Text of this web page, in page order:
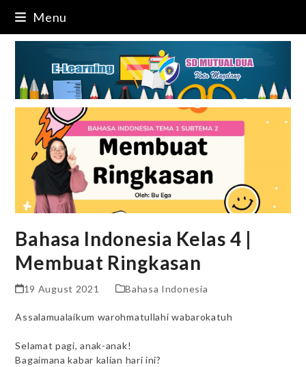
content
Menu
Bahasa Indonesia Kelas 4 |
Membuat Ringkasan
19 August 2021 Bahasa Indonesia
Assalamualaikum warohmatullahi wabarokatuh
Selamat pagi, anak-anak!
Bagaimana kabar kalian hari ini?